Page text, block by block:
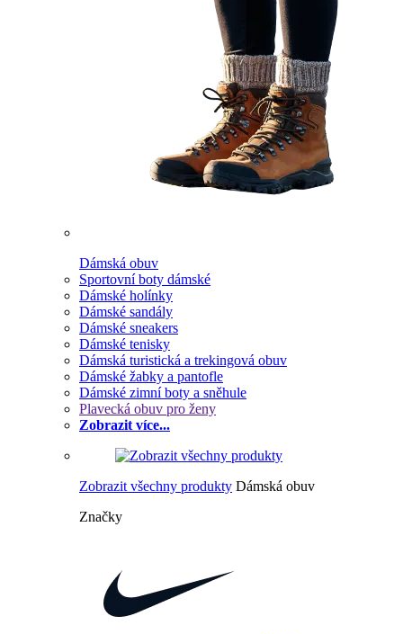
Dámská obuv
Sportovní boty dámské
Dámské holínky
Dámské sandály
Dámské sneakers
Dámské tenisky
Dámská turistická a trekingová obuv
Dámské žabky a pantofle
Dámské zimní boty a sněhule
Plavecká obuv pro ženy
Zobrazit více...
Zobrazit všechny produkty Dámská obuv
Značky